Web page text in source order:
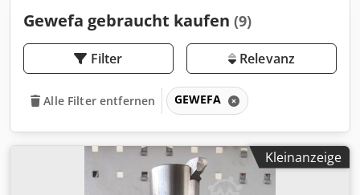
Gewefa gebraucht kaufen (9)
Filter Relevanz
Alle Filter entfernen GEWEFA
Kleinanzeige